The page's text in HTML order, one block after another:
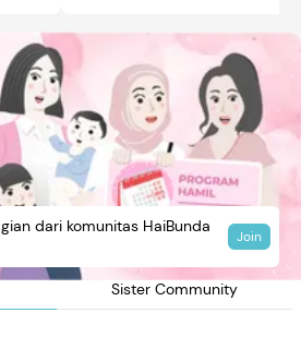
Sister Community
dari komunitas HaiBunda
Join